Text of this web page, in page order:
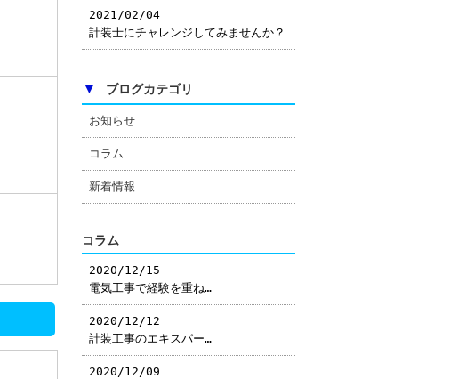
2021/02/04
計装士にチャレンジしてみませんか？
▼ ブログカテゴリ
お知らせ
コラム
新着情報
コラム
2020/12/15
電気工事で経験を重ね…
2020/12/12
計装工事のエキスパー…
2020/12/09